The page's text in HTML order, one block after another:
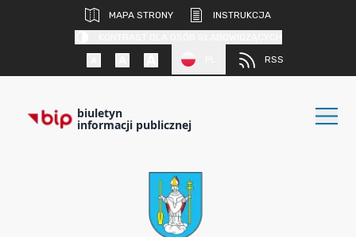
MAPA STRONY
INSTRUKCJA
RSS
biuletyn
informacji publicznej